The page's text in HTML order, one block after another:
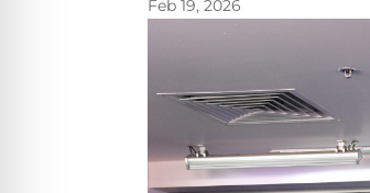
Feb 19, 2026